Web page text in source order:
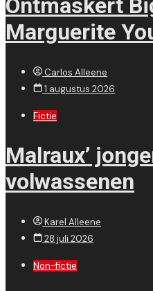
Ontmaskert
Marguerite
Carlos Alleene
1 augustus 2026
Fictie
Malraux’
volwassenen
Karel Alleene
28 juli 2026
Non-fictie